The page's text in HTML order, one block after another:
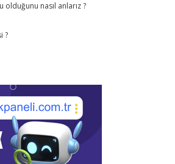
olduğunu nasıl anlarız ?
?